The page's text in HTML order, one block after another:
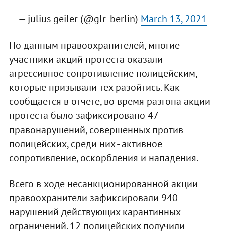
— julius geiler (@glr_berlin) March 13, 2021
По данным правоохранителей, многие
участники акций протеста оказали
агрессивное сопротивление полицейским,
которые призывали тех разойтись. Как
сообщается в отчете, во время разгона акции
протеста было зафиксировано 47
правонарушений, совершенных против
полицейских, среди них - активное
сопротивление, оскорбления и нападения.
Всего в ходе несанкционированной акции
правоохранители зафиксировали 940
нарушений действующих карантинных
ограничений. 12 полицейских получили